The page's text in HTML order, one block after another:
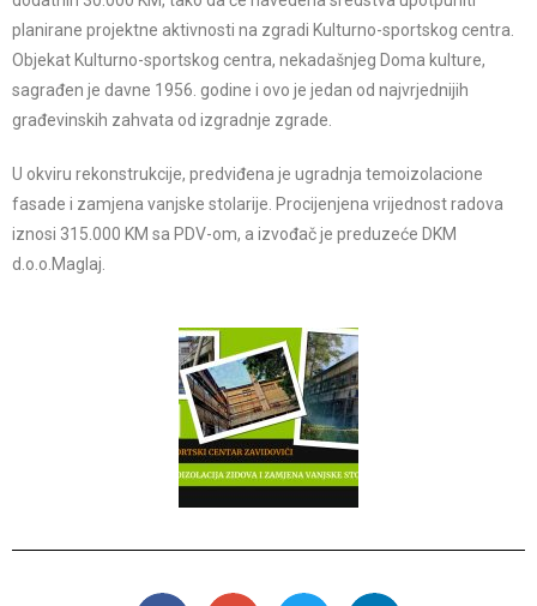
planirane projektne aktivnosti na zgradi Kulturno-sportskog centra.
Objekat Kulturno-sportskog centra, nekadašnjeg Doma kulture,
sagrađen je davne 1956. godine i ovo je jedan od najvrjednijih
građevinskih zahvata od izgradnje zgrade.
U okviru rekonstrukcije, predviđena je ugradnja temoizolacione
fasade i zamjena vanjske stolarije. Procijenjena vrijednost radova
iznosi 315.000 KM sa PDV-om, a izvođač je preduzeće DKM
d.o.o.Maglaj.